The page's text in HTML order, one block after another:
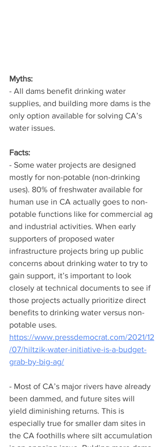
Myths:
- All dams benefit drinking water
supplies, and building more dams is the
only option available for solving CA’s
water issues.
Facts:
- Some water projects are designed
mostly for non-potable (non-drinking
uses). 80% of freshwater available for
human use in CA actually goes to non-
potable functions like for commercial ag
and industrial activities. When early
supporters of proposed water
infrastructure projects bring up public
concerns about drinking water to try to
gain support, it’s important to look
closely at technical documents to see if
those projects actually prioritize direct
benefits to drinking water versus non-
potable uses.
https://www.pressdemocrat.com/2021/12
/07/hiltzik-water-initiative-is-a-budget-
grab-by-big-ag/
- Most of CA’s major rivers have already
been dammed, and future sites will
yield diminishing returns. This is
especially true for smaller dam sites in
the CA foothills where silt accumulation